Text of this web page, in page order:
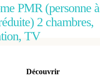
PMR (personne à
2 chambres,
TV
Découvrir